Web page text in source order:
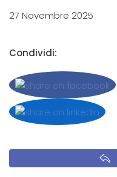
27 Novembre 2025
Condividi: